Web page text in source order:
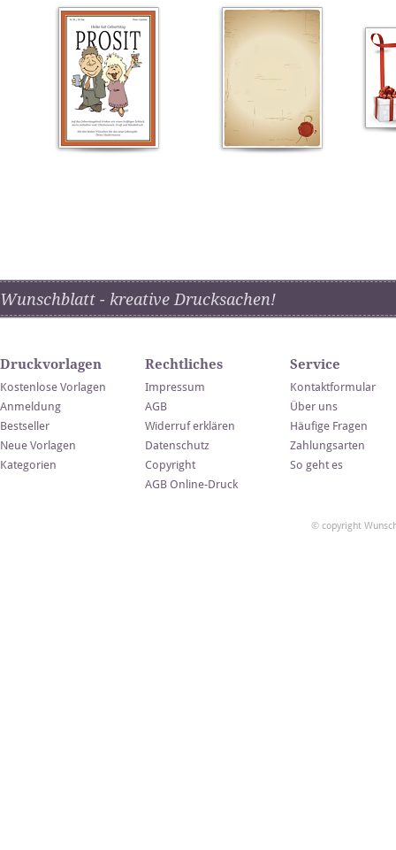
Wunschblatt - kreative Drucksachen!
Druckvorlagen
Kostenlose Vorlagen
Anmeldung
Bestseller
Neue Vorlagen
Kategorien
Rechtliches
Impressum
AGB
Widerruf erklären
Datenschutz
Copyright
AGB Online-Druck
Service
Kontaktformular
Über uns
Häufige Fragen
Zahlungsarten
So geht es
© copyright